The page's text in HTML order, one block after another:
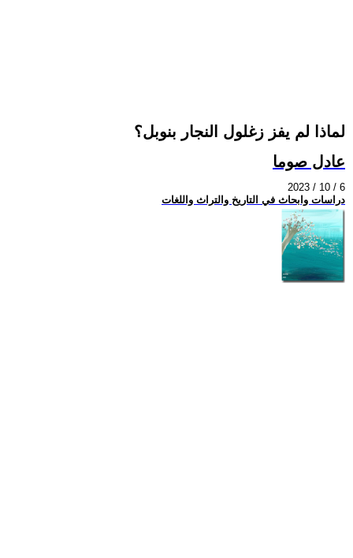
لماذا لم يفز زغلول النجار بنوبل؟
عادل صوما
2023 / 10 / 6
دراسات وابحاث في التاريخ والتراث واللغات